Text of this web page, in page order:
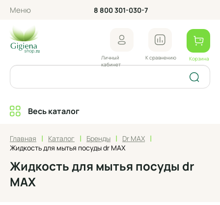
Меню 8 800 301-030-7
Личный
кабинет
К сравнению Корзина
Весь каталог
Главная | Каталог | Бренды | Dr MAX |
Жидкость для мытья посуды dr MAX
Жидкость для мытья посуды dr
MAX